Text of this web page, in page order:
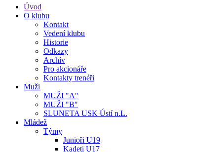
Úvod
O klubu
Kontakt
Vedení klubu
Historie
Odkazy
Archív
Pro akcionáře
Kontakty trenéři
Muži
MUŽI "A"
MUŽI "B"
SLUNETA USK Ústí n.L.
Mládež
Týmy
Junioři U19
Kadeti U17